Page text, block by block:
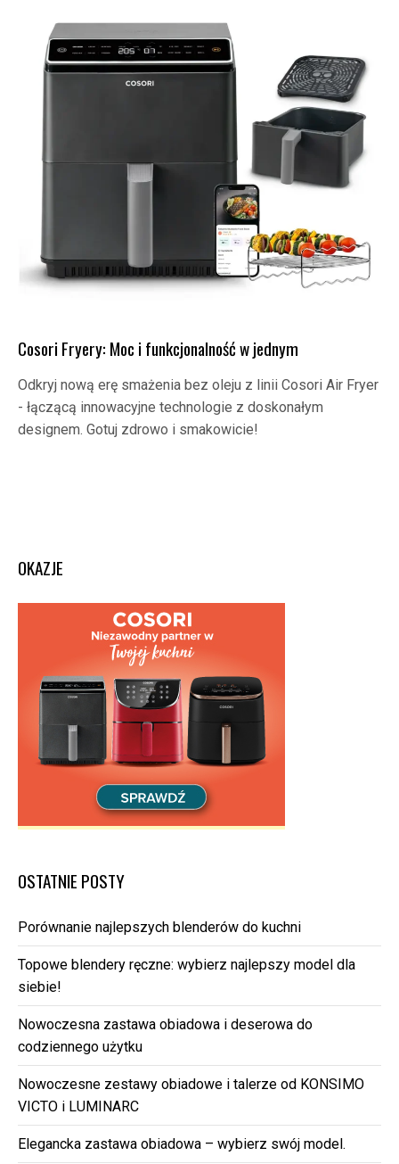
Cosori Fryery: Moc i funkcjonalność w jednym
Odkryj nową erę smażenia bez oleju z linii Cosori Air Fryer
- łączącą innowacyjne technologie z doskonałym
designem. Gotuj zdrowo i smakowicie!
OKAZJE
OSTATNIE POSTY
Porównanie najlepszych blenderów do kuchni
Topowe blendery ręczne: wybierz najlepszy model dla
siebie!
Nowoczesna zastawa obiadowa i deserowa do
codziennego użytku
Nowoczesne zestawy obiadowe i talerze od KONSIMO
VICTO i LUMINARC
Elegancka zastawa obiadowa – wybierz swój model.